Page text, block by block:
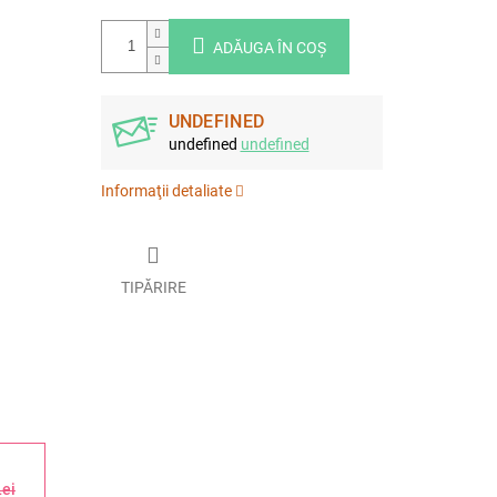
ADĂUGA ÎN COŞ
UNDEFINED
undefined undefined
Informaţii detaliate
TIPĂRIRE